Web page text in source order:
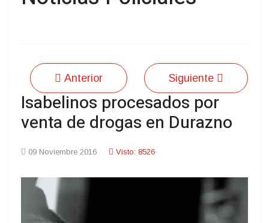
Anterior Siguiente
Isabelinos procesados por
venta de drogas en Durazno
09 Noviembre 2016 Visto: 8526